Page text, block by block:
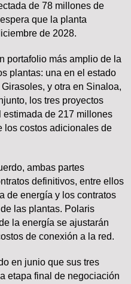
de 78 millones de
que la planta
de 2028.
portafolio más amplio de la
plantas: una en el estado
y otra en Sinaloa,
los tres proyectos
estimada de 217 millones
los costos adicionales de
ambas partes
definitivos, entre ellos
de energía y los contratos
las plantas. Polaris
la energía se ajustarán
de conexión a la red.
en junio que sus tres
etapa final de negociación